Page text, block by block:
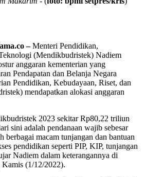
–Menteri Pendidikan,
(Mendikbudristek) Nadiem
anggaran kementerian yang
Pendapatan dan Belanja Negara
Pendidikan, Kebudayaan, Riset, dan
mendapatkan alokasi anggaran
2023 sekitar Rp80,22 triliun
sini adalah pendanaan wajib sebesar
berbagai macam tunjangan dan bantuan
pendidikan seperti PIP, KIP, tunjangan
Nadiem dalam keterangannya di
Kamis (1/12/2022).